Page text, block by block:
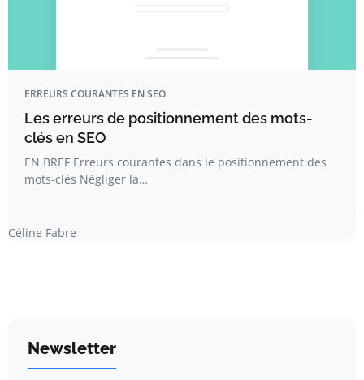
ERREURS COURANTES EN SEO
Les erreurs de positionnement des mots-
clés en SEO
EN BREF Erreurs courantes dans le positionnement des
mots-clés Négliger la…
Céline Fabre
Newsletter